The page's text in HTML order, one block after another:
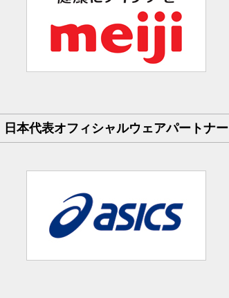
日本代表オフィシャルウェアパートナー